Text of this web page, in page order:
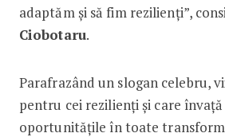
adaptăm și să fim rezilienți”,
Ciobotaru.
Parafrazând un slogan celebru,
pentru cei rezilienți și care învață
oportunitățile în toate